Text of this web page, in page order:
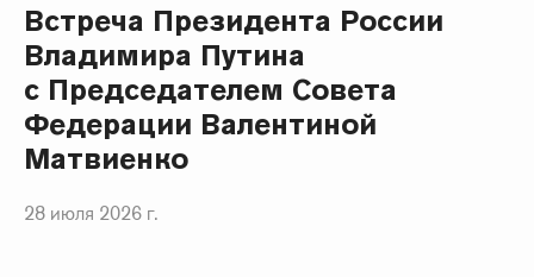
Встреча Президента России
Владимира Путина
с Председателем Совета
Федерации Валентиной
Матвиенко
28 июля 2026 г.